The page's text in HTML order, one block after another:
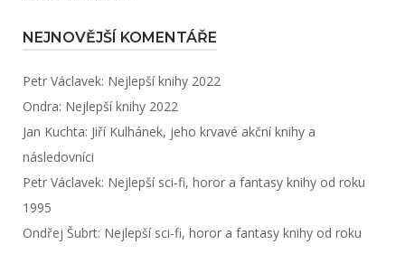
NEJNOVĚJŠÍ KOMENTÁŘE
Petr Václavek: Nejlepší knihy 2022
Ondra: Nejlepší knihy 2022
Jan Kuchta: Jiří Kulhánek, jeho krvavé akční knihy a
následovníci
Petr Václavek: Nejlepší sci-fi, horor a fantasy knihy od roku
1995
Ondřej Šubrt: Nejlepší sci-fi, horor a fantasy knihy od roku